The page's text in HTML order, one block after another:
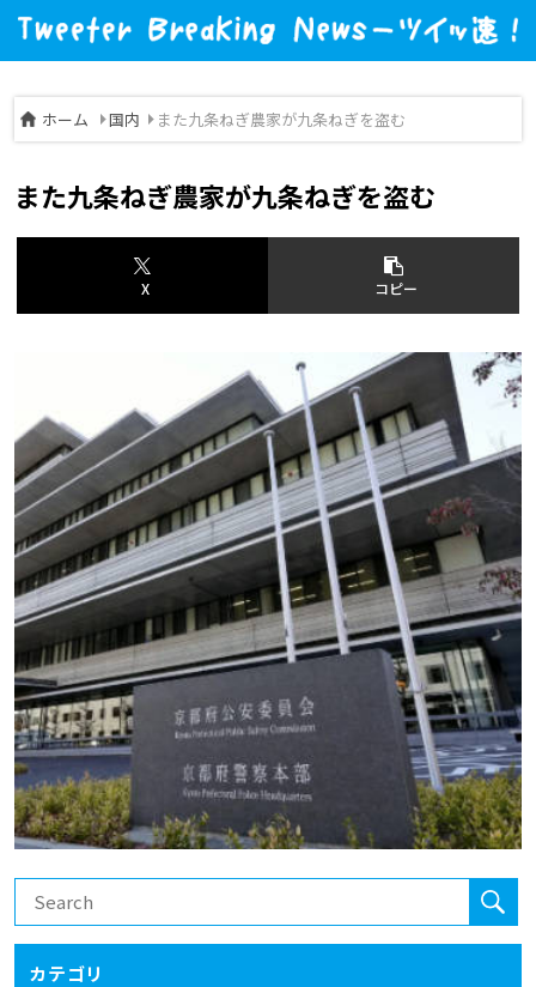
ホーム 国内 また九条ねぎ農家が九条ねぎを盗む
また九条ねぎ農家が九条ねぎを盗む
X コピー
カテゴリ